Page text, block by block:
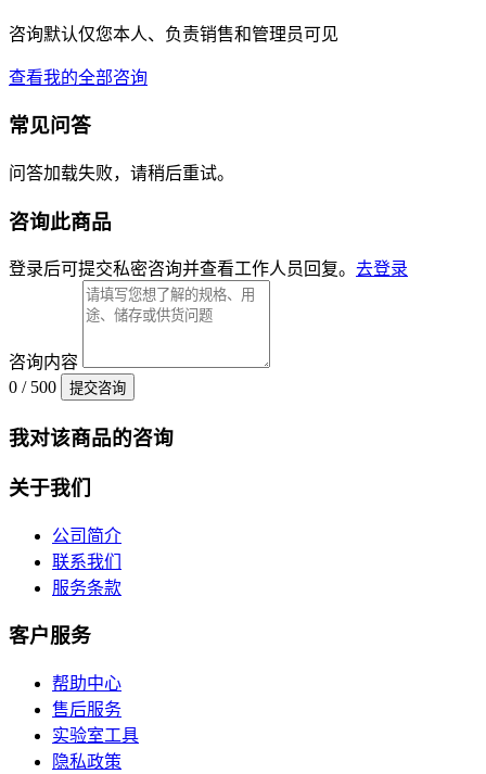
咨询默认仅您本人、负责销售和管理员可见
查看我的全部咨询
常见问答
问答加载失败，请稍后重试。
咨询此商品
登录后可提交私密咨询并查看工作人员回复。 去登录
咨询内容
0 / 500
提交咨询
我对该商品的咨询
关于我们
公司简介
联系我们
服务条款
客户服务
帮助中心
售后服务
实验室工具
隐私政策